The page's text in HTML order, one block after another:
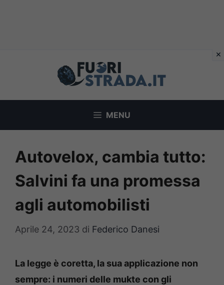
MENU
Autovelox, cambia tutto:
Salvini fa una promessa
agli automobilisti
Aprile 24, 2023 di Federico Danesi
La legge è coretta, la sua applicazione non
sempre: i numeri delle mukte con gli